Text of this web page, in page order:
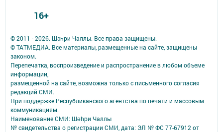
© 2011 - 2026. Шәһри Чаллы. Все права защищены.
© ТАТМЕДИА. Все материалы, размещенные на сайте, защищены
законом.
Перепечатка, воспроизведение и распространение в любом объеме
информации,
размещенной на сайте, возможна только с письменного согласия
редакций СМИ.
При поддержке Республиканского агентства по печати и массовым
коммуникациям.
Наименование СМИ: Шəhри Чаллы
№ свидетельства о регистрации СМИ, дата: ЭЛ № ФС 77-67912 от
16+